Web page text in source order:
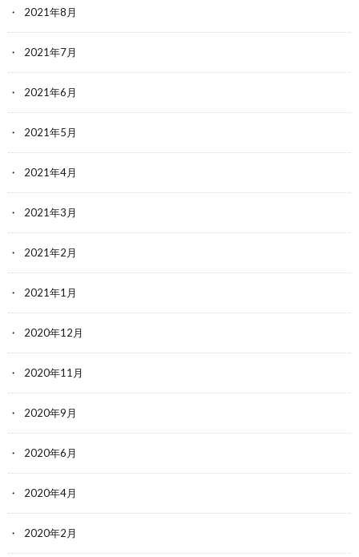
2021年8月
2021年7月
2021年6月
2021年5月
2021年4月
2021年3月
2021年2月
2021年1月
2020年12月
2020年11月
2020年9月
2020年6月
2020年4月
2020年2月